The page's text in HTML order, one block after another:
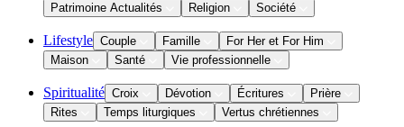
Patrimoine Actualités
Religion Société
Lifestyle Couple Famille
For Her et For Him
Maison
Santé Vie professionnelle
Spiritualité Croix Dévotion Écritures
Prière
Rites
Temps liturgiques Vertus chrétiennes